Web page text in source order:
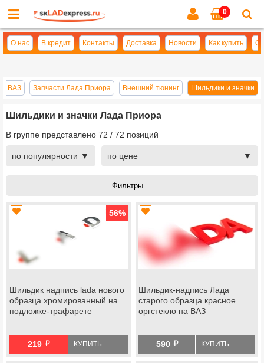
0
О нас В кредит Контакты Доставка Новости Как купить
ВАЗ Запчасти Лада Приора Внешний тюнинг Шильдики и значки
Шильдики и значки Лада Приора
В группе представлено 72 / 72 позиций
по популярности по цене
56%
Шильдик надпись lada нового
образца хромированный на
подложке-трафарете
219 й КУПИТЬ
Шильдик-надпись Лада
старого образца красное
оргстекло на ВАЗ
590 й КУПИТЬ